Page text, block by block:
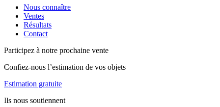
Nous connaître
Ventes
Résultats
Contact
Participez à notre prochaine vente
Confiez-nous l’estimation de vos objets
Estimation gratuite
Ils nous soutiennent